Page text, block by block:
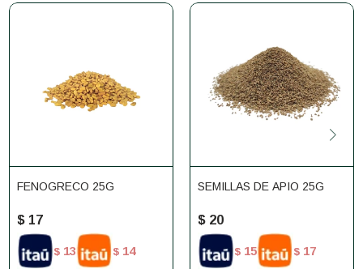
FENOGRECO 25G
$ 17
$ 13 $ 14
SEMILLAS DE APIO 25G
$ 20
$ 15 $ 17